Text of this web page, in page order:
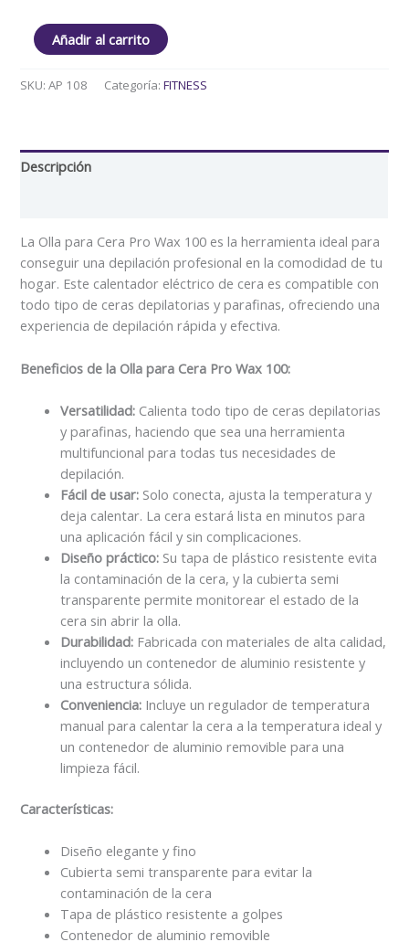
Añadir al carrito
SKU:AP 108 Categoría:FITNESS
Descripción
La Olla para Cera Pro Wax 100 es la herramienta ideal para
conseguir una depilación profesional en la comodidad de tu
hogar. Este calentador eléctrico de cera es compatible con
todo tipo de ceras depilatorias y parafinas, ofreciendo una
experiencia de depilación rápida y efectiva.
Beneficios de la Olla para Cera Pro Wax 100:
Versatilidad: Calienta todo tipo de ceras depilatorias
y parafinas, haciendo que sea una herramienta
multifuncional para todas tus necesidades de
depilación.
Fácil de usar: Solo conecta, ajusta la temperatura y
deja calentar. La cera estará lista en minutos para
una aplicación fácil y sin complicaciones.
Diseño práctico: Su tapa de plástico resistente evita
la contaminación de la cera, y la cubierta semi
transparente permite monitorear el estado de la
cera sin abrir la olla.
Durabilidad: Fabricada con materiales de alta calidad,
incluyendo un contenedor de aluminio resistente y
una estructura sólida.
Conveniencia: Incluye un regulador de temperatura
manual para calentar la cera a la temperatura ideal y
un contenedor de aluminio removible para una
limpieza fácil.
Características:
Diseño elegante y fino
Cubierta semi transparente para evitar la
contaminación de la cera
Tapa de plástico resistente a golpes
Contenedor de aluminio removible